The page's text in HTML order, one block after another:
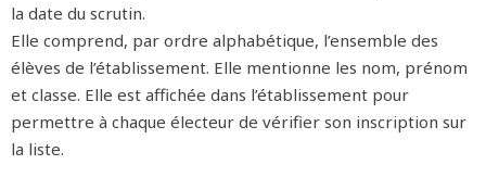
la date du scrutin.
Elle comprend, par ordre alphabétique, l’ensemble des
élèves de l’établissement. Elle mentionne les nom, prénom
et classe. Elle est affichée dans l’établissement pour
permettre à chaque électeur de vérifier son inscription sur
la liste.